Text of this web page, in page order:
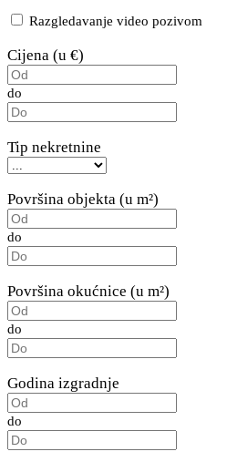
Razgledavanje video pozivom
Cijena (u €)
do
Tip nekretnine
Površina objekta (u m²)
do
Površina okućnice (u m²)
do
Godina izgradnje
do